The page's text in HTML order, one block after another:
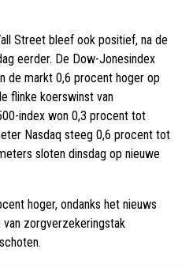
Street bleef ook positief, na de
eerder. De Dow-Jonesindex
de markt 0,6 procent hoger op
flinke koerswinst van
index won 0,3 procent tot
Nasdaq steeg 0,6 procent tot
sloten dinsdag op nieuwe
hoger, ondanks het nieuws
zorgverzekeringstak